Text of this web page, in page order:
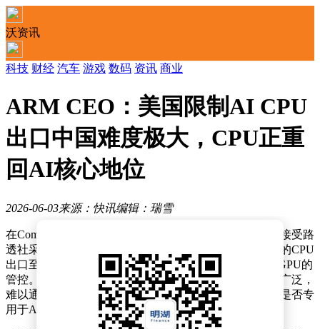
沃资讯
科技 财经 汽车 游戏 数码 资讯 商业
ARM CEO：美国限制AI CPU
出口中国难度极大，CPU正重
回AI核心地位
2026-06-03来源：快讯编辑：瑞雪
在Computex 2026展会期间，ARM首席执行官雷内·哈斯接受路
透社采访时表示，美国若试图全面禁止可用于人工智能的CPU
出口至中国，将面临巨大挑战，其难度远超对NVIDIA GPU的
管控。他指出，CPU作为通用计算核心，应用场景极为广泛，
难以通过设定性能阈值或内存带宽等具体参数来界定其是否专
用于AI领域。